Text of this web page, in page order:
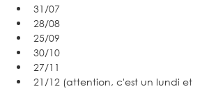
31/07
28/08
25/09
30/10
27/11
21/12 (attention, c'est un lundi et